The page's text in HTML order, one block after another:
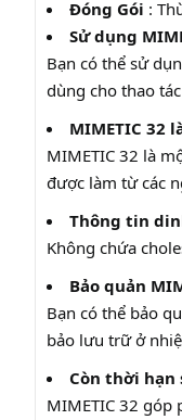
Đóng Gói :
Sử dụng
Bạn có thể sử
dùng cho thao
MIMETIC 32
MIMETIC 32 là
được làm từ các
Thông tin
Không chứa
Bảo quản
Bạn có thể bảo
bảo lưu trữ ở
Còn thời hạn
MIMETIC 32 góp